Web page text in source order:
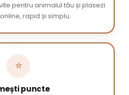
pentru animalul tău și plasezi
rapid și simplu.
⭐
puncte